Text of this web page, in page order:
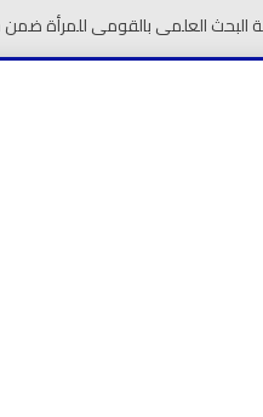
بالقومى للمرأة ضمن حملة ال 16 يوم